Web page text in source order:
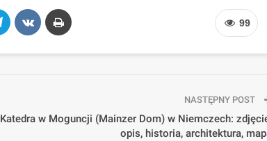
99
NASTĘPNY POST
Katedra w Moguncji (Mainzer Dom) w Niemczech:
opis, historia, architektura,